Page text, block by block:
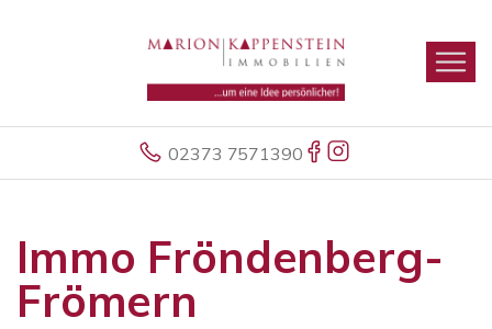
02373 7571390
Immo Fröndenberg-
Frömern